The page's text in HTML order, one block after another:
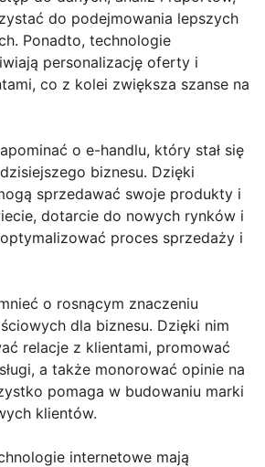
do podejmowania lepszych
Ponadto, technologie
personalizację oferty i
co z kolei zwiększa szanse na
o e-handlu, który stał się
biznesu. Dzięki
sprzedawać swoje produkty i
dotarcie do nowych rynków i
proces sprzedaży i
o rosnącym znaczeniu
dla biznesu. Dzięki nim
relacje z klientami, promować
a także monorować opinie na
pomaga w budowaniu marki
klientów.
internetowe mają